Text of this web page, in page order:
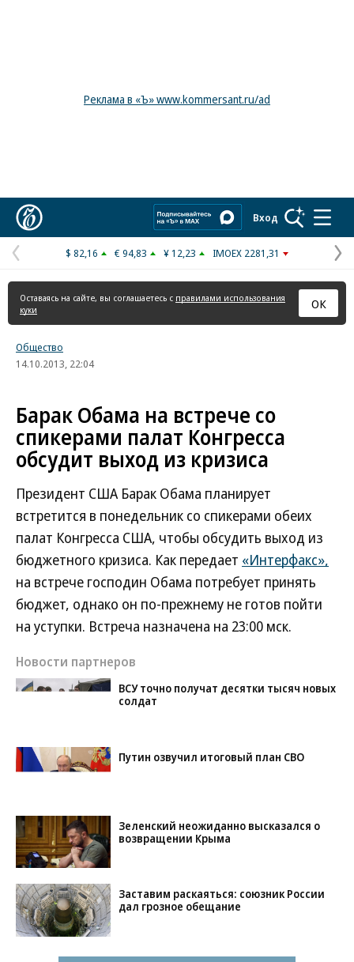
Реклама в «Ъ» www.kommersant.ru/ad
Вход
Предыдущая
страница
$ 82,16 € 94,83 ¥ 12,23 IMOEX 2281,31
Оставаясь на сайте, вы соглашаетесь с правилами использования
куки
ОК
Общество
14.10.2013, 22:04
Барак Обама на встрече со
спикерами палат Конгресса
обсудит выход из кризиса
Президент США Барак Обама планирует
встретится в понедельник со спикерами обеих
палат Конгресса США, чтобы обсудить выход из
бюджетного кризиса. Как передает «Интерфакс»,
на встрече господин Обама потребует принять
бюджет, однако он по-прежнему не готов пойти
на уступки. Встреча назначена на 23:00 мск.
Новости партнеров
ВСУ точно получат десятки тысяч новых
солдат
Путин озвучил итоговый план СВО
Зеленский неожиданно высказался о
возвращении Крыма
Заставим раскаяться: союзник России
дал грозное обещание